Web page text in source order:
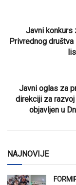
Javni konkurs
Privrednog društva
Javni oglas za
direkciji za razvoj
objavljen u
NAJNOVIJE